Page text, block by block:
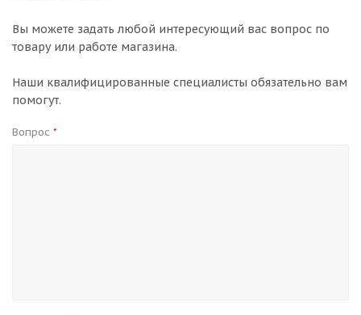
Вы можете задать любой интересующий вас вопрос по
товару или работе магазина.
Наши квалифицированные специалисты обязательно вам
помогут.
Вопрос *